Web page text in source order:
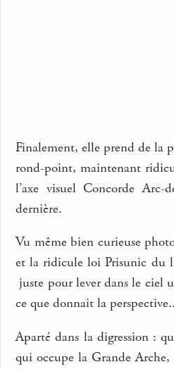
Finalement, elle prend de la
rond-point, maintenant
l’axe visuel Concorde
dernière.
Vu même bien curieuse
et la ridicule loi Prisunic du
juste pour lever dans le ciel
ce que donnait la
Aparté dans la digression :
qui occupe la Grande